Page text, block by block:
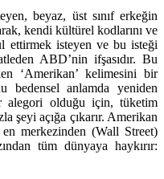
beyaz, üst sınıf erkeğin
kendi kültürel kodlarını ve
ettirmek isteyen ve bu isteği
ABD’nin ifşasıdır. Bu
‘Amerikan’ kelimesini bir
bedensel anlamda yeniden
alegori olduğu için, tüketim
şeyi açığa çıkarır. Amerikan
merkezinden (Wall Street)
tüm dünyaya haykırır: